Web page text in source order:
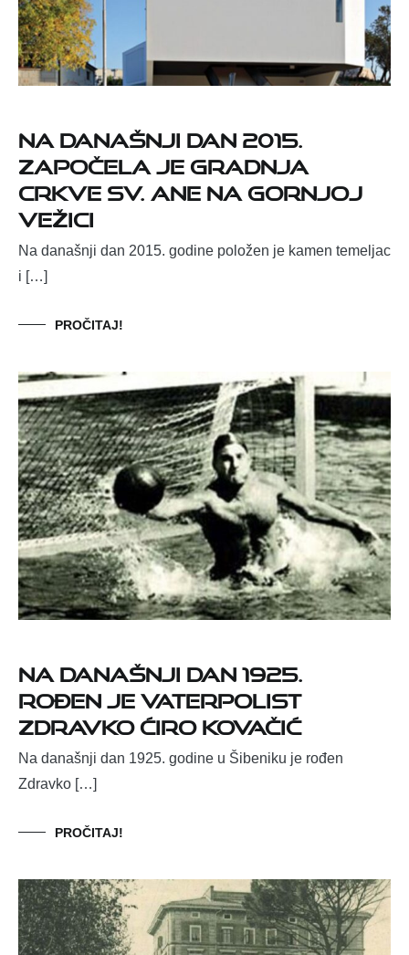
Na današnji dan 2015.
započela je gradnja
crkve sv. Ane na Gornjoj
Vežici
Na današnji dan 2015. godine položen je kamen temeljac
i […]
PROČITAJ!
Na današnji dan 1925.
rođen je vaterpolist
Zdravko Ćiro Kovačić
Na današnji dan 1925. godine u Šibeniku je rođen
Zdravko […]
PROČITAJ!